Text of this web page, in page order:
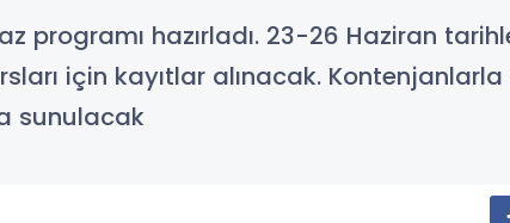
programı hazırladı. 23-26 Haziran
için kayıtlar alınacak. Kontenjanlarla
sunulacak